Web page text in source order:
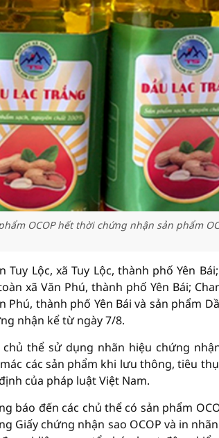
OCOP hết thời chứng nhận sản phẩm
Lộc, xã Tuy Lộc, thành phố Yên
xã Văn Phú, thành phố Yên Bái;
thành phố Yên Bái và sản phẩm
nhận kể từ ngày 7/8.
chủ thể sử dụng nhãn hiệu chứng
các sản phẩm khi lưu thông, tiêu
của pháp luật Việt Nam.
báo đến các chủ thể có sản phẩm
Giấy chứng nhận sao OCOP và in